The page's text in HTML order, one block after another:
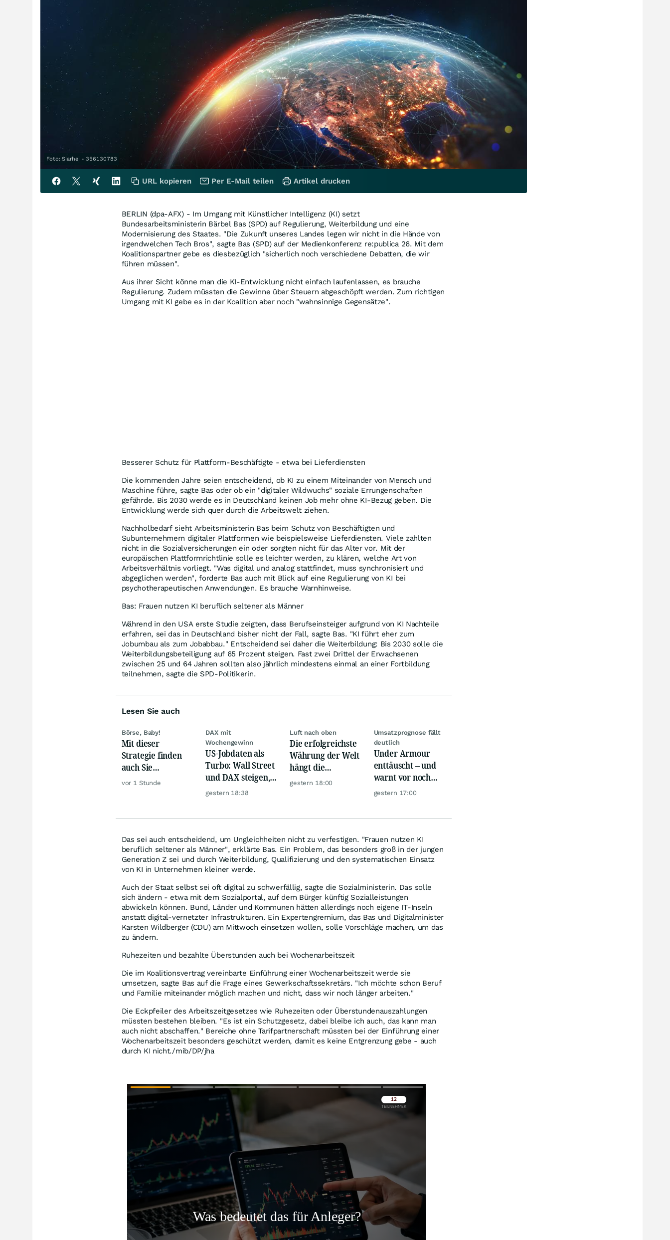
Foto: Siarhei - 356130783
BERLIN (dpa-AFX) - Im Umgang mit Künstlicher Intelligenz (KI) setzt
Bundesarbeitsministerin Bärbel Bas (SPD) auf Regulierung, Weiterbildung und eine
Modernisierung des Staates. "Die Zukunft unseres Landes legen wir nicht in die Hände von
irgendwelchen Tech Bros", sagte Bas (SPD) auf der Medienkonferenz re:publica 26. Mit dem
Koalitionspartner gebe es diesbezüglich "sicherlich noch verschiedene Debatten, die wir
führen müssen".
Aus ihrer Sicht könne man die KI-Entwicklung nicht einfach laufenlassen, es brauche
Regulierung. Zudem müssten die Gewinne über Steuern abgeschöpft werden. Zum richtigen
Umgang mit KI gebe es in der Koalition aber noch "wahnsinnige Gegensätze".
Besserer Schutz für Plattform-Beschäftigte - etwa bei Lieferdiensten
Die kommenden Jahre seien entscheidend, ob KI zu einem Miteinander von Mensch und
Maschine führe, sagte Bas oder ob ein "digitaler Wildwuchs" soziale Errungenschaften
gefährde. Bis 2030 werde es in Deutschland keinen Job mehr ohne KI-Bezug geben. Die
Entwicklung werde sich quer durch die Arbeitswelt ziehen.
Nachholbedarf sieht Arbeitsministerin Bas beim Schutz von Beschäftigten und
Subunternehmern digitaler Plattformen wie beispielsweise Lieferdiensten. Viele zahlten
nicht in die Sozialversicherungen ein oder sorgten nicht für das Alter vor. Mit der
europäischen Plattformrichtlinie solle es leichter werden, zu klären, welche Art von
Arbeitsverhältnis vorliegt. "Was digital und analog stattfindet, muss synchronisiert und
abgeglichen werden", forderte Bas auch mit Blick auf eine Regulierung von KI bei
psychotherapeutischen Anwendungen. Es brauche Warnhinweise.
Bas: Frauen nutzen KI beruflich seltener als Männer
Während in den USA erste Studie zeigten, dass Berufseinsteiger aufgrund von KI Nachteile
erfahren, sei das in Deutschland bisher nicht der Fall, sagte Bas. "KI führt eher zum
Jobumbau als zum Jobabbau." Entscheidend sei daher die Weiterbildung: Bis 2030 solle die
Weiterbildungsbeteiligung auf 65 Prozent steigen. Fast zwei Drittel der Erwachsenen
zwischen 25 und 64 Jahren sollten also jährlich mindestens einmal an einer Fortbildung
teilnehmen, sagte die SPD-Politikerin.
Lesen Sie auch
Börse, Baby!
Mit dieser
Strategie finden
auch Sie
zuverlässig
vor 1 Stunde
DAX mit
Wochengewinn
US-Jobdaten als
Turbo: Wall Street
und DAX steigen,
Gold glänzt
gestern 18:38
Luft nach oben
Die erfolgreichste
Währung der Welt
hängt die
Konkurrenz ab
gestern 18:00
Umsatzprognose fällt
deutlich
Under Armour
enttäuscht – und
warnt vor noch
schwächeren
gestern 17:00
Das sei auch entscheidend, um Ungleichheiten nicht zu verfestigen. "Frauen nutzen KI
beruflich seltener als Männer", erklärte Bas. Ein Problem, das besonders groß in der jungen
Generation Z sei und durch Weiterbildung, Qualifizierung und den systematischen Einsatz
von KI in Unternehmen kleiner werde.
Auch der Staat selbst sei oft digital zu schwerfällig, sagte die Sozialministerin. Das solle
sich ändern - etwa mit dem Sozialportal, auf dem Bürger künftig Sozialleistungen
abwickeln können. Bund, Länder und Kommunen hätten allerdings noch eigene IT-Inseln
anstatt digital-vernetzter Infrastrukturen. Ein Expertengremium, das Bas und Digitalminister
Karsten Wildberger (CDU) am Mittwoch einsetzen wollen, solle Vorschläge machen, um das
zu ändern.
Ruhezeiten und bezahlte Überstunden auch bei Wochenarbeitszeit
Die im Koalitionsvertrag vereinbarte Einführung einer Wochenarbeitszeit werde sie
umsetzen, sagte Bas auf die Frage eines Gewerkschaftssekretärs. "Ich möchte schon Beruf
und Familie miteinander möglich machen und nicht, dass wir noch länger arbeiten."
Die Eckpfeiler des Arbeitszeitgesetzes wie Ruhezeiten oder Überstundenauszahlungen
müssten bestehen bleiben. "Es ist ein Schutzgesetz, dabei bleibe ich auch, das kann man
auch nicht abschaffen." Bereiche ohne Tarifpartnerschaft müssten bei der Einführung einer
Wochenarbeitszeit besonders geschützt werden, damit es keine Entgrenzung gebe - auch
durch KI nicht./mib/DP/jha
Überspringen
URL kopieren Per E-Mail teilen Artikel drucken